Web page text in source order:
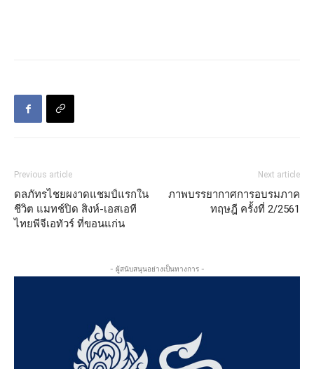
Previous article
ดลภัทรไชยผงาดแชมป์แรกใน
ชีวิต แมทช์ปิด สิงห์-เอสเอที
ไทยพีจีเอทัวร์ ที่ขอนแก่น
Next article
ภาพบรรยากาศการอบรมภาค
ทฤษฎี ครั้งที่ 2/2561
- ผู้สนับสนุนอย่างเป็นทางการ -